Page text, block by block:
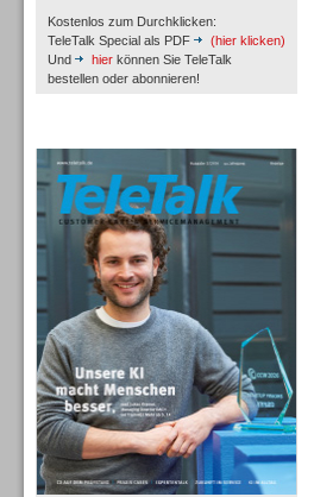
Kostenlos zum Durchklicken:
TeleTalk Special als PDF
(hier klicken)
Und
hier können Sie TeleTalk
bestellen oder abonnieren!
Inbound